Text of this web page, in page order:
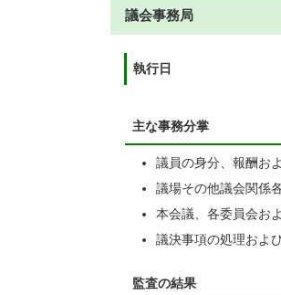
議会事務局
執行日
主な事務分掌
議員の身分、報酬お
議場その他議会関係
本会議、各委員会お
議決事項の処理およ
監査の結果